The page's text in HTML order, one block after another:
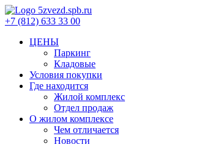
+7 (812) 633 33 00
ЦЕНЫ
Паркинг
Кладовые
Условия покупки
Где находится
Жилой комплекс
Отдел продаж
О жилом комплексе
Чем отличается
Новости